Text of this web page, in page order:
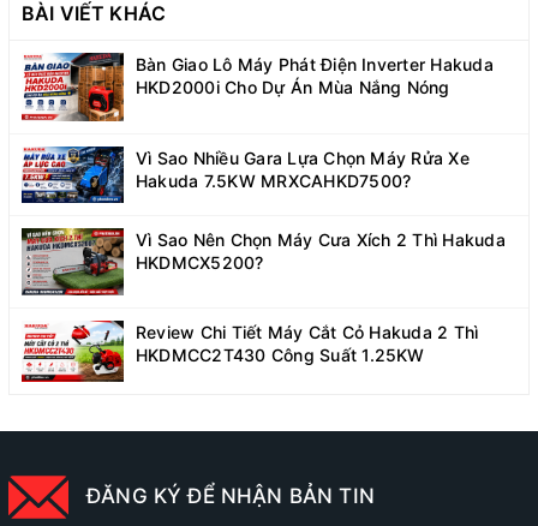
BÀI VIẾT KHÁC
Bàn Giao Lô Máy Phát Điện Inverter Hakuda
HKD2000i Cho Dự Án Mùa Nắng Nóng
Vì Sao Nhiều Gara Lựa Chọn Máy Rửa Xe
Hakuda 7.5KW MRXCAHKD7500?
Vì Sao Nên Chọn Máy Cưa Xích 2 Thì Hakuda
HKDMCX5200?
Review Chi Tiết Máy Cắt Cỏ Hakuda 2 Thì
HKDMCC2T430 Công Suất 1.25KW
ĐĂNG KÝ ĐỂ NHẬN BẢN TIN